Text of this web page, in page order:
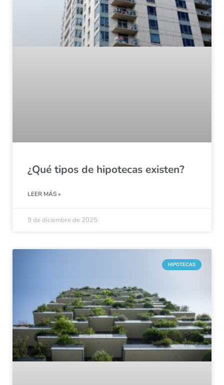
¿Qué tipos de hipotecas existen?
LEER MÁS »
9 de diciembre de 2025
HIPOTECAS